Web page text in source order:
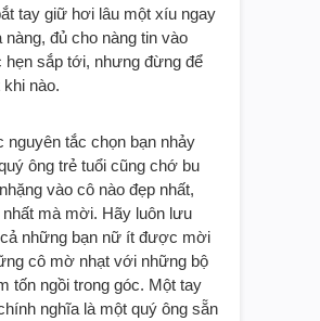
tay giữ hơi lâu một xíu ngay
nàng, đủ cho nàng tin vào
hẹn sắp tới, nhưng đừng để
khi nào.
nguyên tắc chọn bạn nhảy
ông trẻ tuổi cũng chớ bu
vào cô nào đẹp nhất,
nhất mà mời. Hãy luôn lưu
những bạn nữ ít được mời
cô mờ nhạt với những bộ
tốn ngồi trong góc. Một tay
nghĩa là một quý ông sẵn